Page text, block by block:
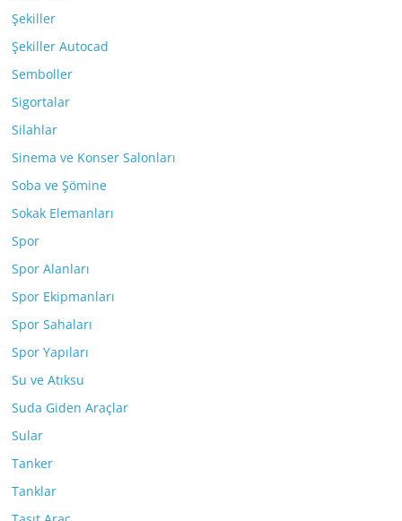
Şekiller
Şekiller Autocad
Semboller
Sigortalar
Silahlar
Sinema ve Konser Salonları
Soba ve Şömine
Sokak Elemanları
Spor
Spor Alanları
Spor Ekipmanları
Spor Sahaları
Spor Yapıları
Su ve Atıksu
Suda Giden Araçlar
Sular
Tanker
Tanklar